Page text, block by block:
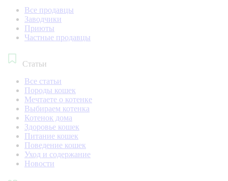
Все продавцы
Заводчики
Приюты
Частные продавцы
Статьи
Все статьи
Породы кошек
Мечтаете о котенке
Выбираем котенка
Котенок дома
Здоровье кошек
Питание кошек
Поведение кошек
Уход и содержание
Новости